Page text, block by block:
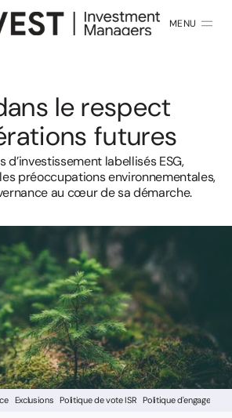
MENU
ans le respect
rations futures
d’investissement labellisés ESG,
préoccupations environnementales,
au cœur de sa démarche.
Exclusions Politique de vote ISR Politique d'engagement